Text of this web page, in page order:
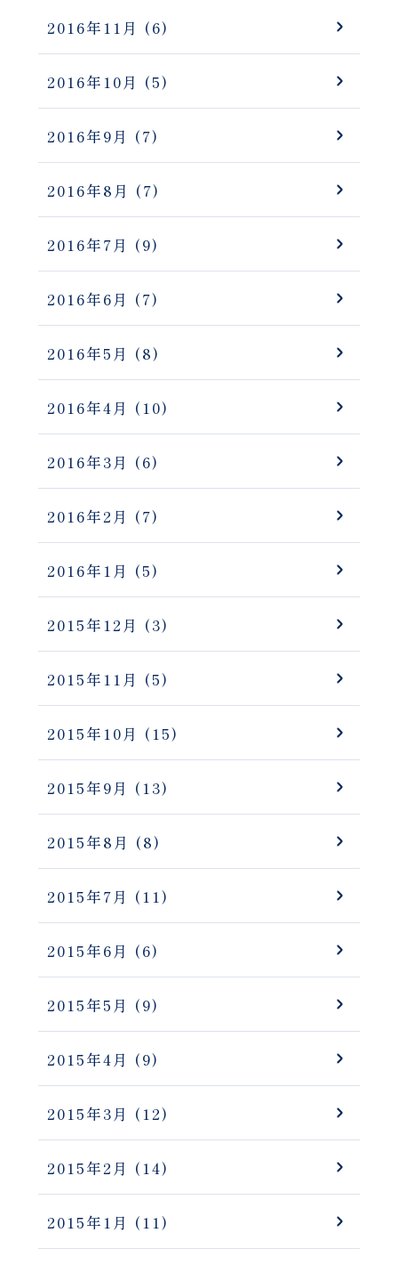
2016年11月 (6)
2016年10月 (5)
2016年9月 (7)
2016年8月 (7)
2016年7月 (9)
2016年6月 (7)
2016年5月 (8)
2016年4月 (10)
2016年3月 (6)
2016年2月 (7)
2016年1月 (5)
2015年12月 (3)
2015年11月 (5)
2015年10月 (15)
2015年9月 (13)
2015年8月 (8)
2015年7月 (11)
2015年6月 (6)
2015年5月 (9)
2015年4月 (9)
2015年3月 (12)
2015年2月 (14)
2015年1月 (11)